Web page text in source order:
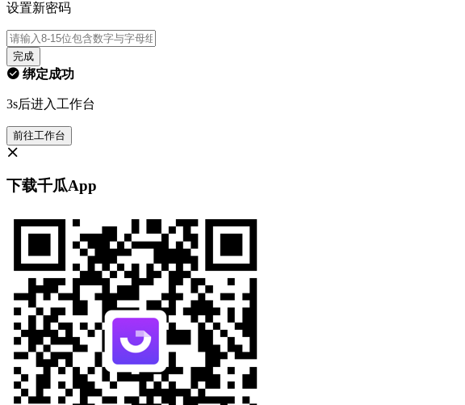
设置新密码
完成
绑定成功
3s后进入工作台
前往工作台
下载千瓜App